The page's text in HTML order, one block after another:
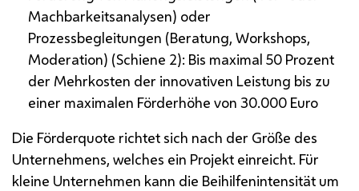
Machbarkeitsanalysen) oder
Prozessbegleitungen (Beratung,Workshops,
Moderation) (Schiene 2): Bis maximal 50 Prozent
der Mehrkosten der innovativen Leistung bis zu
einer maximalen Förderhöhe von 30.000 Euro
Die Förderquote richtet sich nach der Größe des
Unternehmens, welches ein Projekt einreicht. Für
kleine Unternehmen kann die Beihilfenintensität um